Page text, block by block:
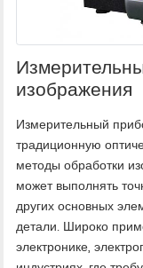
изображения
Измерительный
традиционную
методы обработки
может выполнять
других основных
детали. Широко
электронике,